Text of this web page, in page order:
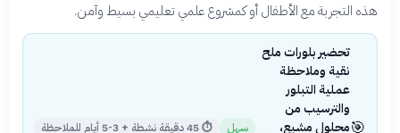
هذه التجربة مع الأطفال أو كمشروع علمي تعليمي بسيط وآمن.
🎯
تحضير بلورات ملح
نقية وملاحظة
عملية التبلور
والترسيب من
محلول مشبع،
سهل ⏱45 دقيقة نشطة + 3-5 أيام للملاحظة